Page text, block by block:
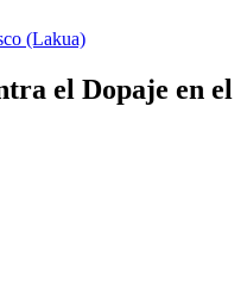
(Lakua)
el Dopaje en el